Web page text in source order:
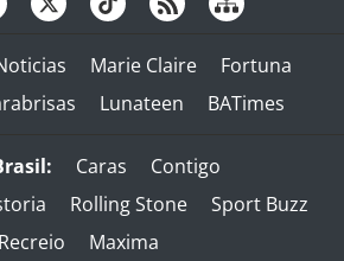
Marie Claire
Fortuna
Lunateen BATimes
Caras
Contigo
Rolling Stone
Sport Buzz
Recreio
Maxima